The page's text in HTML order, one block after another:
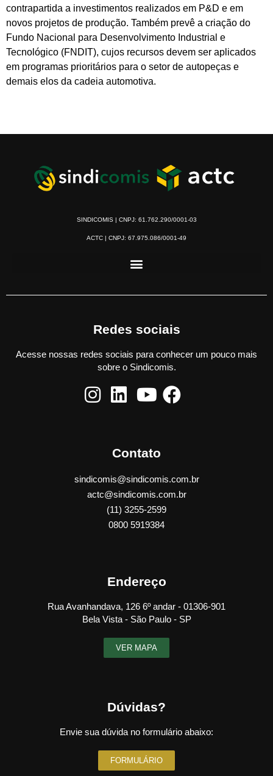
contrapartida a investimentos realizados em P&D e em
novos projetos de produção. Também prevê a criação do
Fundo Nacional para Desenvolvimento Industrial e
Tecnológico (FNDIT), cujos recursos devem ser aplicados
em programas prioritários para o setor de autopeças e
demais elos da cadeia automotiva.
SINDICOMIS | CNPJ: 61.762.290/0001-03
ACTC | CNPJ: 67.975.086/0001-49
Redes sociais
Acesse nossas redes sociais para conhecer um pouco mais
sobre o Sindicomis.
Contato
sindicomis@sindicomis.com.br
actc@sindicomis.com.br
(11) 3255-2599
0800 5919384
Endereço
Rua Avanhandava, 126 6º andar - 01306-901
Bela Vista - São Paulo - SP
VER MAPA
Dúvidas?
Envie sua dúvida no formulário abaixo:
FORMULÁRIO